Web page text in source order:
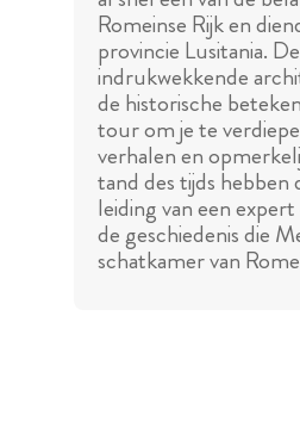
Romeinse Rijk en
provincie Lusitania.
indrukwekkende
de historische
tour om je te
verhalen en
tand des tijds
leiding van een
de geschiedenis die
schatkamer van